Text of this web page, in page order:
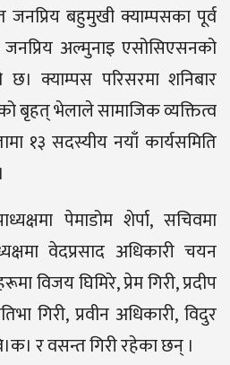
जनप्रिय बहुमुखी क्याम्पसका पूर्व
जनप्रिय अल्मुनाइ एसोसिएसनको
क्याम्पस परिसरमा शनिबार
बृहत् भेलाले सामाजिक व्यक्तित्व
१३ सदस्यीय नयाँ कार्यसमिति
पेमाडोम शेर्पा, सचिवमा
वेदप्रसाद अधिकारी चयन
विजय घिमिरे, प्रेम गिरी, प्रदीप
गिरी, प्रवीन अधिकारी, विदुर
र वसन्त गिरी रहेका छन् ।